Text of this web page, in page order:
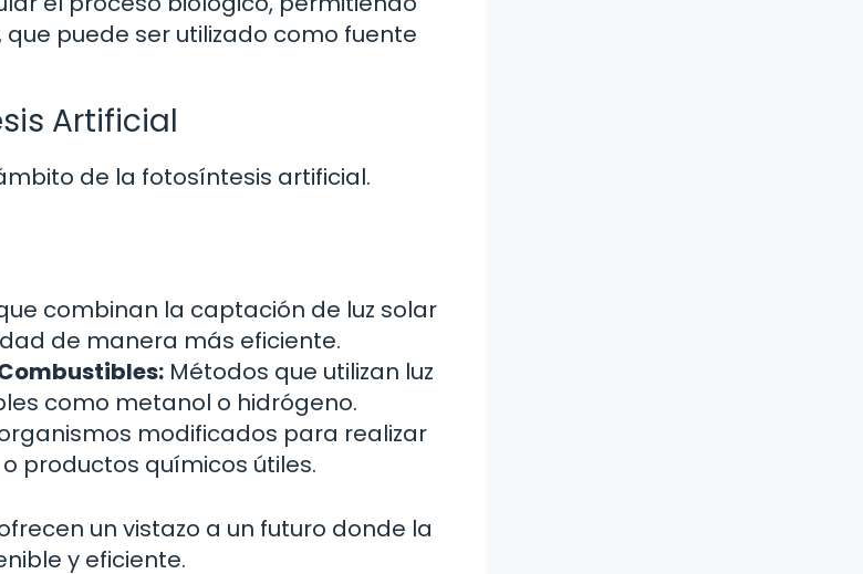
puede ser utilizado como fuente
Artificial
de la fotosíntesis artificial.
combinan la captación de luz solar
de manera más eficiente.
Métodos que utilizan luz
como metanol o hidrógeno.
modificados para realizar
productos químicos útiles.
un vistazo a un futuro donde la
y eficiente.